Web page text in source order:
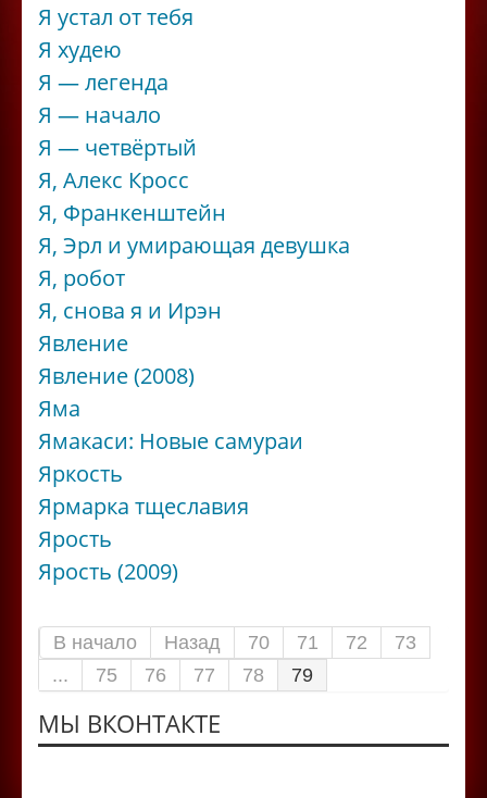
Я устал от тебя
Я худею
Я — легенда
Я — начало
Я — четвёртый
Я, Алекс Кросс
Я, Франкенштейн
Я, Эрл и умирающая девушка
Я, робот
Я, снова я и Ирэн
Явление
Явление (2008)
Яма
Ямакаси: Новые самураи
Яркость
Ярмарка тщеславия
Ярость
Ярость (2009)
В начало Назад 70 71 72
73
...
75 76 77 78 79
МЫ ВКОНТАКТЕ